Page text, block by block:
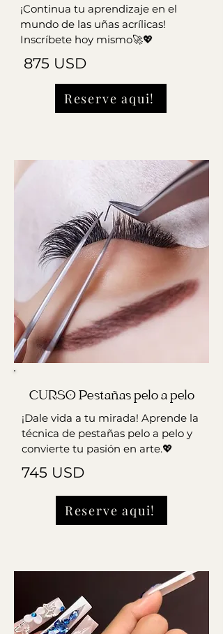
¡Continua tu aprendizaje en el
mundo de las uñas acrílicas!
Inscríbete hoy mismo🚀💖
875 USD
Reserve aqui!
CURSO Pestañas pelo a pelo
¡Dale vida a tu mirada! Aprende la
técnica de pestañas pelo a pelo y
convierte tu pasión en arte.💖
745 USD
Reserve aqui!